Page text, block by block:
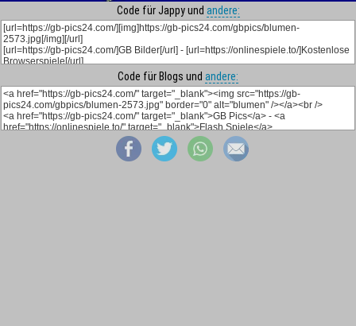
Code für Jappy und andere:
Code für Blogs und andere: